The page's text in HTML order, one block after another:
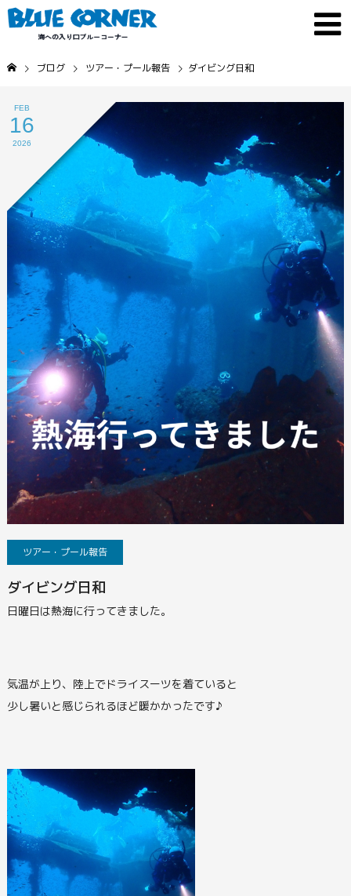
ブログ ツアー・プール報告 ダイビング日和
FEB
16
2026
ツアー・プール報告
ダイビング日和
日曜日は熱海に行ってきました。
気温が上り、陸上でドライスーツを着ていると
少し暑いと感じられるほど暖かかったです♪